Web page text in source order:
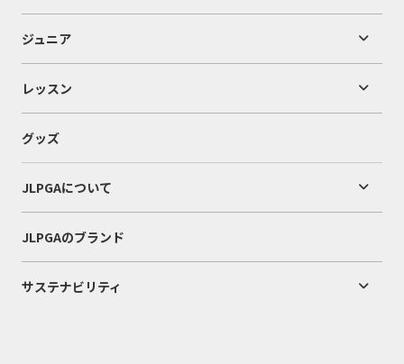
ジュニア
レッスン
グッズ
JLPGAについて
JLPGAのブランド
サステナビリティ